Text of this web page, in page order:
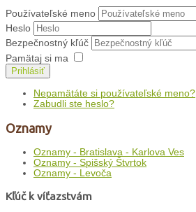
Používateľské meno
Heslo
Bezpečnostný kľúč
Pamätaj si ma
Prihlásiť
Nepamätáte si používateľské meno?
Zabudli ste heslo?
Oznamy
Oznamy - Bratislava - Karlova Ves
Oznamy - Spišský Štvrtok
Oznamy - Levoča
Kľúč k víťazstvám